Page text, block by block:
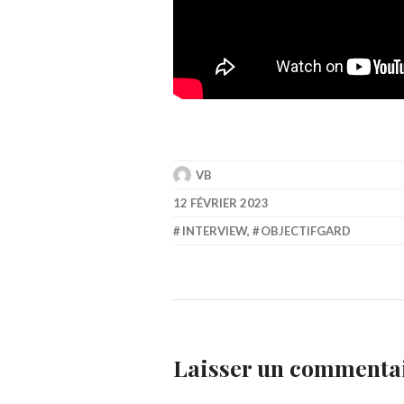
VB
12 FÉVRIER 2023
INTERVIEW, OBJECTIFGARD
Laisser un